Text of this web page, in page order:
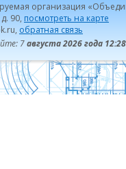
организация
90, посмотреть на карте
обратная связь
7августа 2026 года 12:28